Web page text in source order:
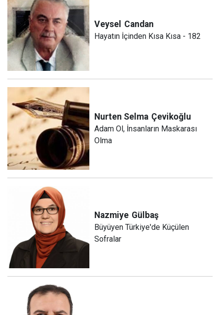
Veysel Candan
Hayatın İçinden Kısa Kısa - 182
Nurten Selma Çevikoğlu
Adam Ol, İnsanların Maskarası
Olma
Nazmiye Gülbaş
Büyüyen Türkiye'de Küçülen
Sofralar